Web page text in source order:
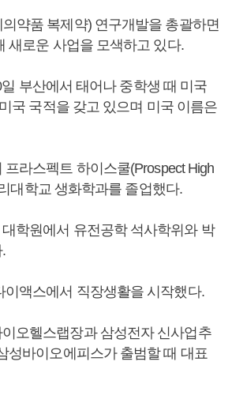
약품 복제약) 연구개발을 총괄하면
새로운 사업을 모색하고 있다.
부산에서 태어나 중학생 때 미국
국 국적을 갖고 있으며 미국 이름은
라스펙트 하이스쿨(Prospect High
대학교 생화학과를 졸업했다.
학원에서 유전공학 석사학위와 박
이액스에서 직장생활을 시작했다.
오헬스랩장과 삼성전자 신사업추
성바이오에피스가 출범할 때 대표